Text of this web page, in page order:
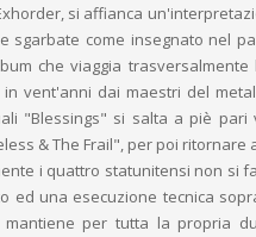
si affianca
sgarbate come insegnato nel
che viaggia trasversalmente
vent'anni dai maestri del
"Blessings" si salta a piè pari
& The Frail", per poi ritornare
i quattro statunitensi non si
ed una esecuzione tecnica
per tutta la propria